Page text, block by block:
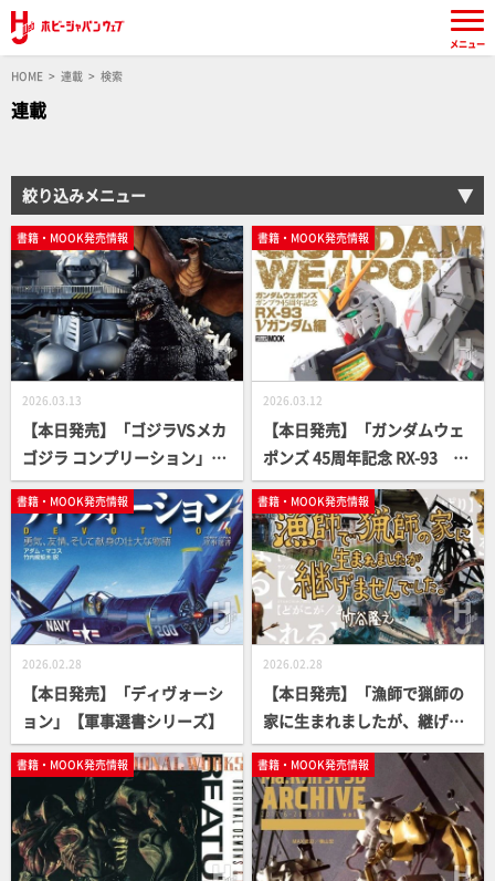
HOME 連載 検索
連載
絞り込みメニュー
書籍・MOOK発売情報
2026.03.13
【本日発売】「ゴジラVSメカ
ゴジラ コンプリーション」
【ゴジラ】
書籍・MOOK発売情報
2026.03.12
【本日発売】「ガンダムウェ
ポンズ 45周年記念 RX-93 ν
ガンダム編」【ガンダムMOO
K】
書籍・MOOK発売情報
2026.02.28
【本日発売】「ディヴォーシ
ョン」【軍事選書シリーズ】
書籍・MOOK発売情報
2026.02.28
【本日発売】「漁師で猟師の
家に生まれましたが、継げま
せんでした。」【エッセイ】
書籍・MOOK発売情報 書籍・MOOK発売情報
メニュー